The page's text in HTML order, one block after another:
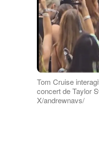
Tom Cruise
concert de Taylor
X/andrewnavs/